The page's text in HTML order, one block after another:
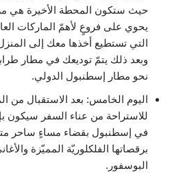
حيث ستكون المحطة الأخيرة هي
يحوي على فروعٍ لأهمّ الماركات
التي تستطيع أخذها معك إلى
وبعد ذلك يتمّ توديعك في مطار
نحو مطار إسطنبول الدولي.
اليوم الخامس: بعد الاستقبال من
للاستراحة من عناء السفر سيكون
في إسطنبول بقضاء مساءٍ ساحر
برقصاتها الفلكلوريّة المميّزة
البوسفور.